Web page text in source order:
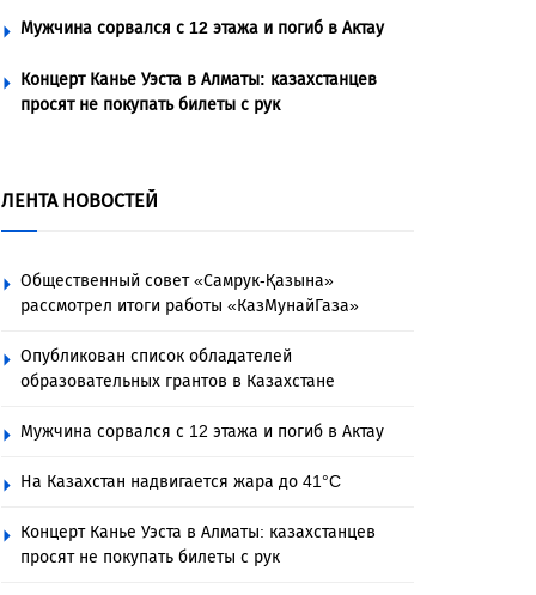
Мужчина сорвался с 12 этажа и погиб в Актау
Концерт Канье Уэста в Алматы: казахстанцев
просят не покупать билеты с рук
ЛЕНТА НОВОСТЕЙ
Общественный совет «Самрук-Қазына»
рассмотрел итоги работы «КазМунайГаза»
Опубликован список обладателей
образовательных грантов в Казахстане
Мужчина сорвался с 12 этажа и погиб в Актау
На Казахстан надвигается жара до 41°C
Концерт Канье Уэста в Алматы: казахстанцев
просят не покупать билеты с рук